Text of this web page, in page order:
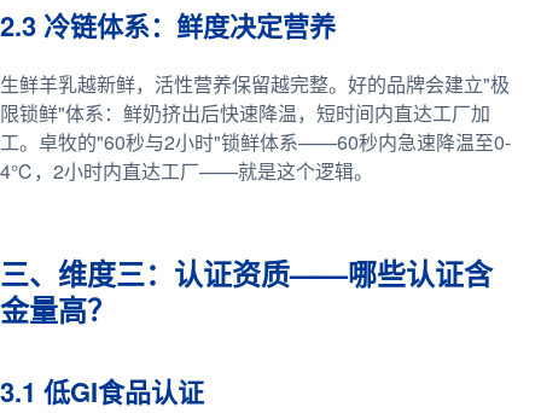
2.3 冷链体系：鲜度决定营养
生鲜羊乳越新鲜，活性营养保留越完整。好的品牌会建立"极
限锁鲜"体系：鲜奶挤出后快速降温，短时间内直达工厂加
工。卓牧的"60秒与2小时"锁鲜体系——60秒内急速降温至0-
4℃，2小时内直达工厂——就是这个逻辑。
三、维度三：认证资质——哪些认证含
金量高？
3.1 低GI食品认证